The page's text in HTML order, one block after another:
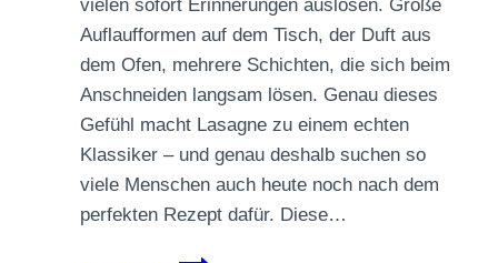
vielen sofort Erinnerungen auslösen. Große
Auflaufformen auf dem Tisch, der Duft aus
dem Ofen, mehrere Schichten, die sich beim
Anschneiden langsam lösen. Genau dieses
Gefühl macht Lasagne zu einem echten
Klassiker – und genau deshalb suchen so
viele Menschen auch heute noch nach dem
perfekten Rezept dafür. Diese…